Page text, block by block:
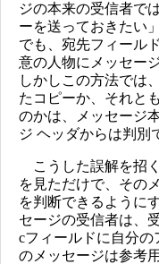
ジの本来の受信者で
ーを送っておきたい
でも、宛先フィール
意の人物にメッセー
しかしこの方法では
たコピーか、それと
のかは、メッセージ
ジ ヘッダからは判別
こうした誤解を招
を見ただけで、その
を判断できるように
セージの受信者は、
cフィールドに自分
のメッセージは参考